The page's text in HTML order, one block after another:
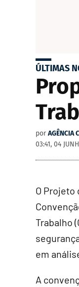
ÚLTIMAS
por AGÊNCIA
03:41, 04
O Projeto
Trabalho
em
A